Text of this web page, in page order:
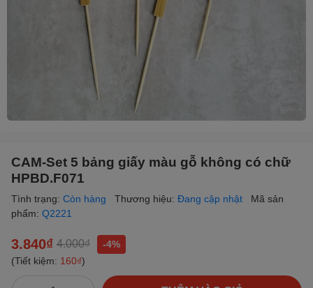
CAM-Set 5 bảng giấy màu gỗ không có chữ
HPBD.F071
Tình trạng: Còn hàng Thương hiệu: Đang cập nhật
Mã sản
phẩm: Q2221
3.840₫ 4.000₫
-4%
(Tiết kiệm: 160₫)